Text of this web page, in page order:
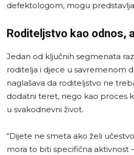
defektologom, mogu
Roditeljstvo kao odnos,
Jedan od ključnih segmenata
roditelja i djece u savremenom
naglašava da roditeljstvo ne
dodatni teret, nego kao proces
u svakodnevni život.
“Dijete ne smeta ako želi
mora to biti specifična aktivnost